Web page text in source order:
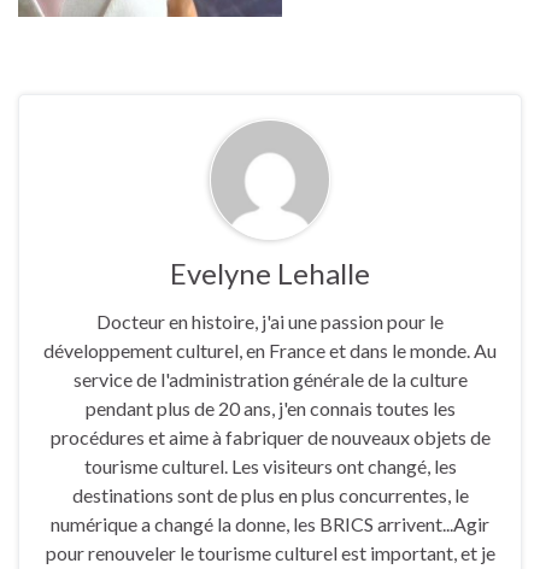
Evelyne Lehalle
Docteur en histoire, j'ai une passion pour le
développement culturel, en France et dans le monde. Au
service de l'administration générale de la culture
pendant plus de 20 ans, j'en connais toutes les
procédures et aime à fabriquer de nouveaux objets de
tourisme culturel. Les visiteurs ont changé, les
destinations sont de plus en plus concurrentes, le
numérique a changé la donne, les BRICS arrivent...Agir
pour renouveler le tourisme culturel est important, et je